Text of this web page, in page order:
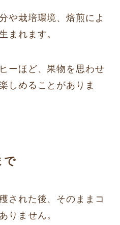
や栽培環境、焙煎によ
まれます。
ーほど、果物を思わせ
しめることがありま
で
された後、そのままコ
りません。